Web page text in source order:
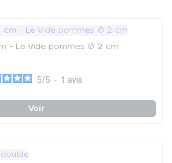
- Le Vide pommes Ø 2 cm
5/5 - 1 avis
Voir